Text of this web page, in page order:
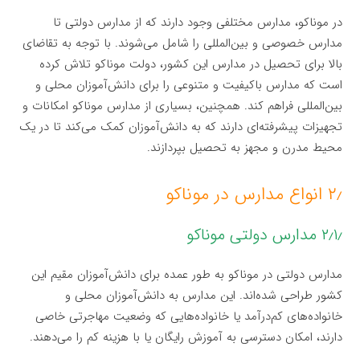
در موناکو، مدارس مختلفی وجود دارند که از مدارس دولتی تا
مدارس خصوصی و بین‌المللی را شامل می‌شوند. با توجه به تقاضای
بالا برای تحصیل در مدارس این کشور، دولت موناکو تلاش کرده
است که مدارس باکیفیت و متنوعی را برای دانش‌آموزان محلی و
بین‌المللی فراهم کند. همچنین، بسیاری از مدارس موناکو امکانات و
تجهیزات پیشرفته‌ای دارند که به دانش‌آموزان کمک می‌کند تا در یک
محیط مدرن و مجهز به تحصیل بپردازند.
۲٫ انواع مدارس در موناکو
۲٫۱٫ مدارس دولتی موناکو
مدارس دولتی در موناکو به طور عمده برای دانش‌آموزان مقیم این
کشور طراحی شده‌اند. این مدارس به دانش‌آموزان محلی و
خانواده‌های کم‌درآمد یا خانواده‌هایی که وضعیت مهاجرتی خاصی
دارند، امکان دسترسی به آموزش رایگان یا با هزینه کم را می‌دهند.